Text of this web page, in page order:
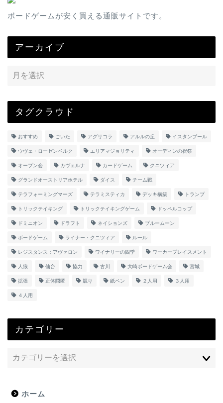
ボードゲームが安く買える通販サイトです。
アーカイブ
タグクラウド
おすすめ ごいた アグリコラ アルルの丘 イスタンブール
ウヴェ・ローゼンベルク エリアマジョリティ オーディンの祝祭
オープン会 カヴェルナ カードゲーム クニツィア
グランドオーストリアホテル ダイス チーム戦
テラフォーミングマーズ テラミスティカ デッキ構築 トランプ
トリックテイキング トリックテイキングゲーム ドッペルコップ
ドミニオン ドラフト ネイションズ ブルームーン
ボードゲーム ライナー・クニツィア ルール
レジスタンス：アヴァロン ワイナリーの四季 ワーカープレイスメント
人狼 仙台 協力 古川 大崎ボードゲーム会 宮城
拡張 正体隠匿 競り 紙ペン ２人用 ３人用
４人用
カテゴリー
ホーム